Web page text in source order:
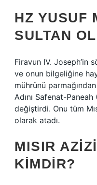
HZ YUSUF
SULTAN
Firavun IV. Joseph’in
ve onun bilgeliğine
mührünü
Adını Safenat-
değiştirdi. Onu tüm
olarak atadı.
MISIR
KIMDIR?